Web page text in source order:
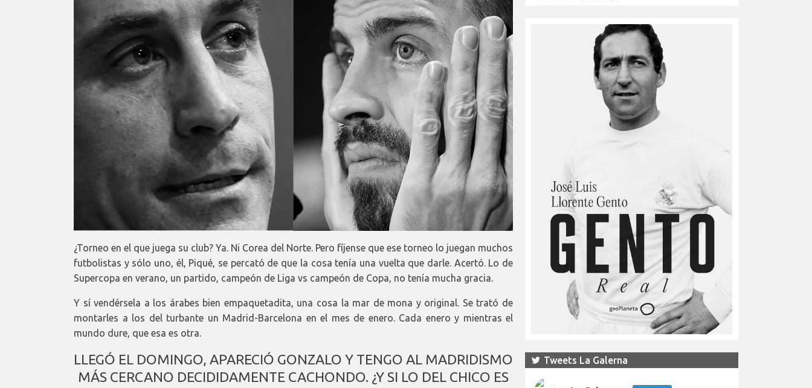
¿Torneo en el que juega su club? Ya. Ni Corea del Norte. Pero fíjense que ese torneo lo juegan muchos
futbolistas y sólo uno, él, Piqué, se percató de que la cosa tenía una vuelta que darle. Acertó. Lo de
Supercopa en verano, un partido, campeón de Liga vs campeón de Copa, no tenía mucha gracia.
Y sí vendérsela a los árabes bien empaquetadita, una cosa la mar de mona y original. Se trató de
montarles a los del turbante un Madrid-Barcelona en el mes de enero. Cada enero y mientras el
mundo dure, que esa es otra.
LLEGÓ EL DOMINGO, APARECIÓ GONZALO Y TENGO AL MADRIDISMO
MÁS CERCANO DECIDIDAMENTE CACHONDO. ¿Y SI LO DEL CHICO ES
Tweets La Galerna